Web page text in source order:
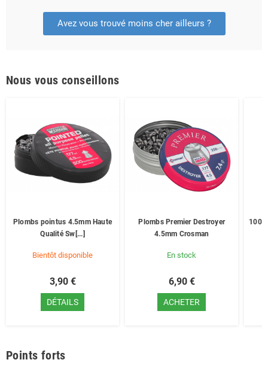
Avez vous trouvé moins cher ailleurs ?
Nous vous conseillons
Plombs pointus 4.5mm Haute
Qualité Sw[...]
Bientôt disponible
3,90 €
DÉTAILS
Plombs Premier Destroyer
4.5mm Crosman
En stock
6,90 €
ACHETER
100
Points forts